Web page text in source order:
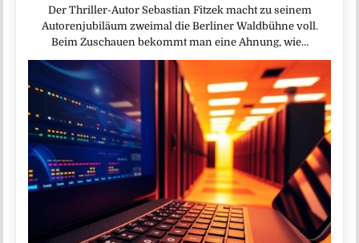
Der Thriller-Autor Sebastian Fitzek macht zu seinem
Autorenjubiläum zweimal die Berliner Waldbühne voll.
Beim Zuschauen bekommt man eine Ahnung, wie…